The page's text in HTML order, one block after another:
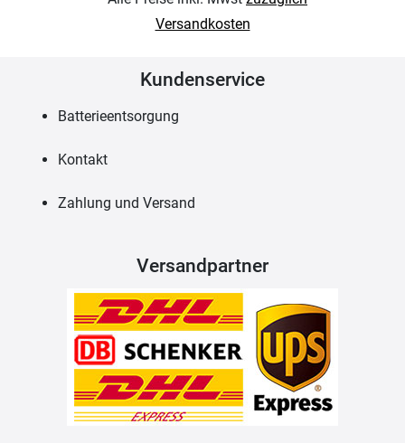
Versandkosten
Kundenservice
Batterieentsorgung
Kontakt
Zahlung und Versand
Versandpartner